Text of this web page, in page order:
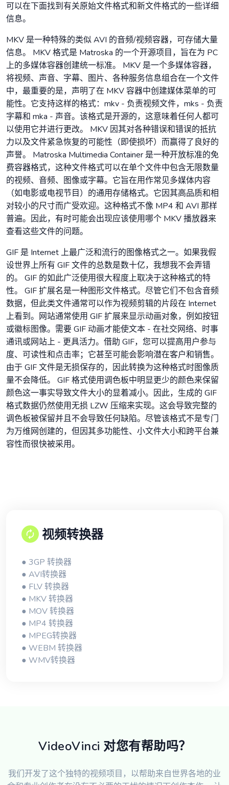
可以在下面找到有关原始文件格式和新文件格式的一些详细
信息。
MKV 是一种特殊的类似 AVI 的音频/视频容器，可存储大量
信息。 MKV 格式是 Matroska 的一个开源项目，旨在为 PC
上的多媒体容器创建统一标准。 MKV 是一个多媒体容器，
将视频、声音、字幕、图片、各种服务信息组合在一个文件
中，最重要的是，声明了在 MKV 容器中创建媒体菜单的可
能性。它支持这样的格式：mkv - 负责视频文件，mks - 负责
字幕和 mka - 声音。该格式是开源的，这意味着任何人都可
以使用它并进行更改。 MKV 因其对各种错误和错误的抵抗
力以及文件紧急恢复的可能性（即使损坏）而赢得了良好的
声誉。 Matroska Multimedia Container 是一种开放标准的免
费容器格式，这种文件格式可以在单个文件中包含无限数量
的视频、音频、图像或字幕。它旨在用作常见多媒体内容
（如电影或电视节目）的通用存储格式。它因其高品质和相
对较小的尺寸而广受欢迎。这种格式不像 MP4 和 AVI 那样
普遍。因此，有时可能会出现应该使用哪个 MKV 播放器来
查看这些文件的问题。
GIF 是 Internet 上最广泛和流行的图像格式之一。如果我假
设世界上所有 GIF 文件的总数是数十亿，我想我不会弄错
的。 GIF 的如此广泛使用很大程度上取决于这种格式的特
性。 GIF 扩展名是一种图形文件格式。尽管它们不包含音频
数据，但此类文件通常可以作为视频剪辑的片段在 Internet
上看到。网站通常使用 GIF 扩展来显示动画对象，例如按钮
或徽标图像。需要 GIF 动画才能使文本 - 在社交网络、时事
通讯或网站上 - 更具活力。借助 GIF，您可以提高用户参与
度、可读性和点击率；它甚至可能会影响潜在客户和销售。
由于 GIF 文件是无损保存的，因此转换为这种格式时图像质
量不会降低。 GIF 格式使用调色板中明显更少的颜色来保留
颜色这一事实导致文件大小的显着减小。因此，生成的 GIF
格式数据仍然使用无损 LZW 压缩来实现。这会导致完整的
调色板被保留并且不会导致任何缺陷。尽管该格式不是专门
为万维网创建的，但因其多功能性、小文件大小和跨平台兼
容性而很快被采用。
视频转换器
● 3GP 转换器
● AVI转换器
● FLV 转换器
● MKV 转换器
● MOV 转换器
● MP4 转换器
● MPEG转换器
● WEBM 转换器
● WMV转换器
VideoVinci 对您有帮助吗？
我们开发了这个独特的视频项目，以帮助来自世界各地的业